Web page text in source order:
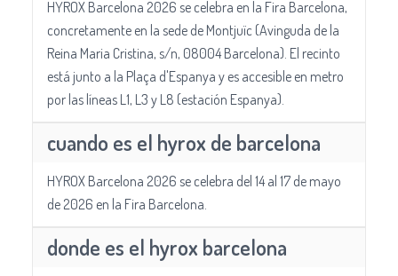
HYROX Barcelona 2026 se celebra en la Fira Barcelona,
concretamente en la sede de Montjuïc (Avinguda de la
Reina Maria Cristina, s/n, 08004 Barcelona). El recinto
está junto a la Plaça d'Espanya y es accesible en metro
por las líneas L1, L3 y L8 (estación Espanya).
cuando es el hyrox de barcelona
HYROX Barcelona 2026 se celebra del 14 al 17 de mayo
de 2026 en la Fira Barcelona.
donde es el hyrox barcelona